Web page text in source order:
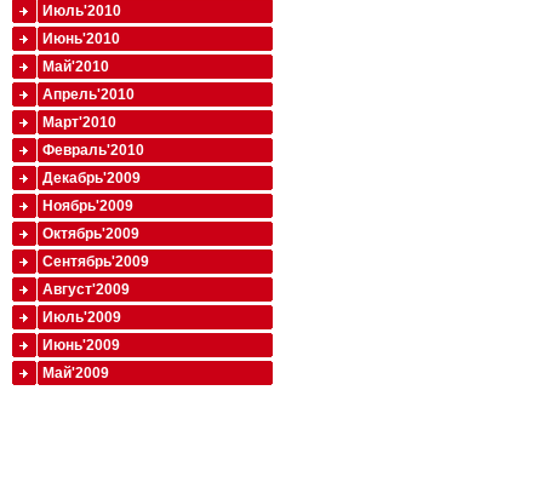
Июль'2010
Июнь'2010
Май'2010
Апрель'2010
Март'2010
Февраль'2010
Декабрь'2009
Ноябрь'2009
Октябрь'2009
Сентябрь'2009
Август'2009
Июль'2009
Июнь'2009
Май'2009